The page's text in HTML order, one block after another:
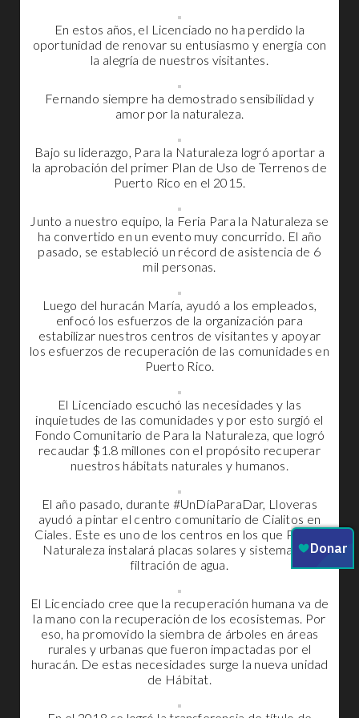
En estos años, el Licenciado no ha perdido la
oportunidad de renovar su entusiasmo y energía con
la alegría de nuestros visitantes.
Fernando siempre ha demostrado sensibilidad y
amor por la naturaleza.
Bajo su liderazgo, Para la Naturaleza logró aportar a
la aprobación del primer Plan de Uso de Terrenos de
Puerto Rico en el 2015.
Junto a nuestro equipo, la Feria Para la Naturaleza se
ha convertido en un evento muy concurrido. El año
pasado, se estableció un récord de asistencia de 6
mil personas.
Luego del huracán María, ayudó a los empleados,
enfocó los esfuerzos de la organización para
estabilizar nuestros centros de visitantes y apoyar
los esfuerzos de recuperación de las comunidades en
Puerto Rico.
El Licenciado escuchó las necesidades y las
inquietudes de las comunidades y por esto surgió el
Fondo Comunitario de Para la Naturaleza, que logró
recaudar $1.8 millones con el propósito recuperar
nuestros hábitats naturales y humanos.
El año pasado, durante #UnDíaParaDar, Lloveras
ayudó a pintar el centro comunitario de Cialitos en
Ciales. Este es uno de los centros en los que Para la
Naturaleza instalará placas solares y sistemas de
filtración de agua.
El Licenciado cree que la recuperación humana va de
la mano con la recuperación de los ecosistemas. Por
eso, ha promovido la siembra de árboles en áreas
rurales y urbanas que fueron impactadas por el
huracán. De estas necesidades surge la nueva unidad
de Hábitat.